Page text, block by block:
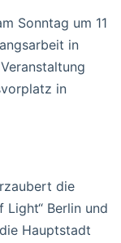
Sonntag um 11
in
in
die
Light“ Berlin und
Hauptstadt